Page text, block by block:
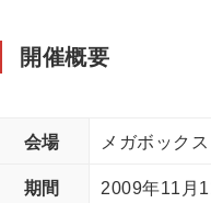
開催概要
会場 メガボック
期間 2009年11月